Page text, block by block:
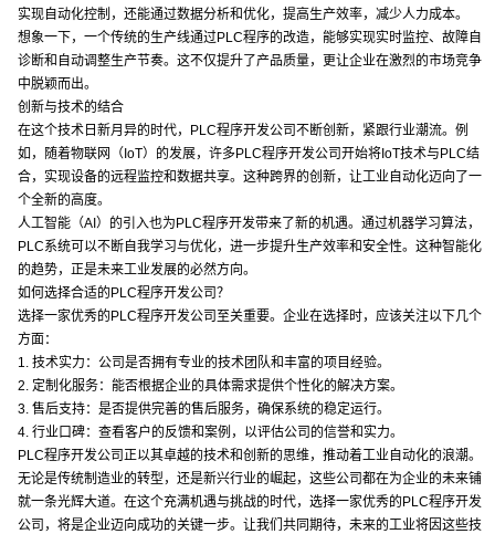
实现自动化控制，还能通过数据分析和优化，提高生产效率，减少人力成本。
想象一下，一个传统的生产线通过PLC程序的改造，能够实现实时监控、故障自
诊断和自动调整生产节奏。这不仅提升了产品质量，更让企业在激烈的市场竞争
中脱颖而出。
创新与技术的结合
在这个技术日新月异的时代，PLC程序开发公司不断创新，紧跟行业潮流。例
如，随着物联网（IoT）的发展，许多PLC程序开发公司开始将IoT技术与PLC结
合，实现设备的远程监控和数据共享。这种跨界的创新，让工业自动化迈向了一
个全新的高度。
人工智能（AI）的引入也为PLC程序开发带来了新的机遇。通过机器学习算法，
PLC系统可以不断自我学习与优化，进一步提升生产效率和安全性。这种智能化
的趋势，正是未来工业发展的必然方向。
如何选择合适的PLC程序开发公司？
选择一家优秀的PLC程序开发公司至关重要。企业在选择时，应该关注以下几个
方面：
1. 技术实力：公司是否拥有专业的技术团队和丰富的项目经验。
2. 定制化服务：能否根据企业的具体需求提供个性化的解决方案。
3. 售后支持：是否提供完善的售后服务，确保系统的稳定运行。
4. 行业口碑：查看客户的反馈和案例，以评估公司的信誉和实力。
PLC程序开发公司正以其卓越的技术和创新的思维，推动着工业自动化的浪潮。
无论是传统制造业的转型，还是新兴行业的崛起，这些公司都在为企业的未来铺
就一条光辉大道。在这个充满机遇与挑战的时代，选择一家优秀的PLC程序开发
公司，将是企业迈向成功的关键一步。让我们共同期待，未来的工业将因这些技